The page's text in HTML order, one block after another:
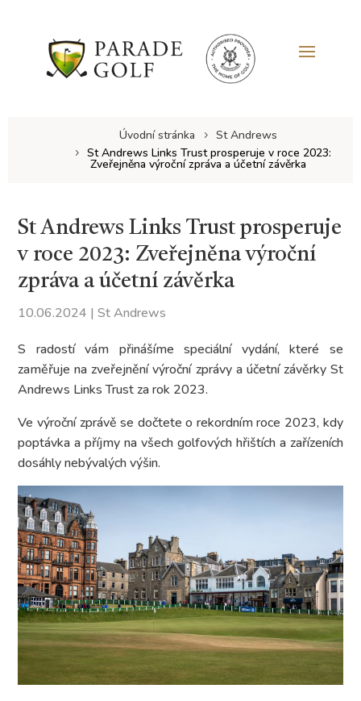
Úvodní stránka
St Andrews
St Andrews Links Trust prosperuje v roce 2023:
Zveřejněna výroční zpráva a účetní závěrka
St Andrews Links Trust prosperuje
v roce 2023: Zveřejněna výroční
zpráva a účetní závěrka
10.06.2024 |St Andrews
S radostí vám přinášíme speciální vydání, které se
zaměřuje na zveřejnění výroční zprávy a účetní závěrky St
Andrews Links Trust za rok 2023.
Ve výroční zprávě se dočtete o rekordním roce 2023, kdy
poptávka a příjmy na všech golfových hřištích a zařízeních
dosáhly nebývalých výšin.